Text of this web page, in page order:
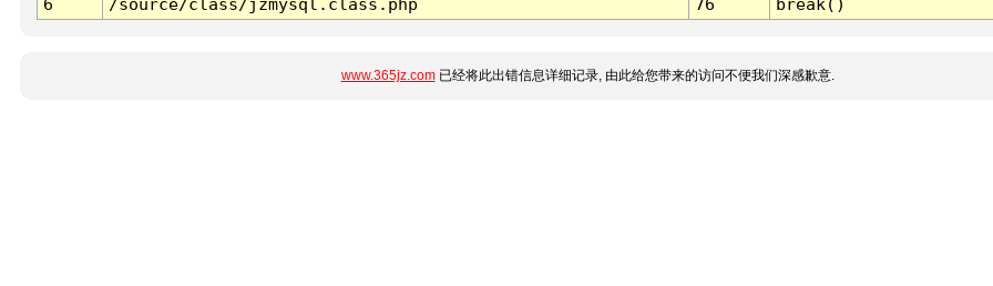
6
/source/class/jzmysql.class.php 76 break()
www.365jz.com已经将此出错信息详细记录, 由此给您带来的访问不便我们深感歉意.